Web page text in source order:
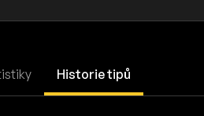
Historie tipů